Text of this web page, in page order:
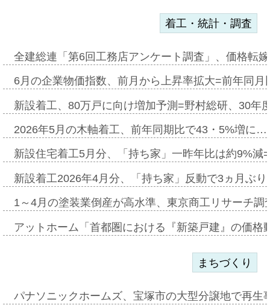
着工・統計・調査
全建総連「第6回工務店アンケート調査」、価格転
6月の企業物価指数、前月から上昇率拡大=前年同
新設着工、80万戸に向け増加予測=野村総研、30年
2026年5月の木軸着工、前年同期比で43・5%増に…
新設住宅着工5月分、「持ち家」一昨年比は約9%
新設着工2026年4月分、「持ち家」反動で3ヵ月ぶ
1～4月の塗装業倒産が高水準、東京商工リサーチ
アットホーム「首都圏における『新築戸建』の価
まちづくり
パナソニックホームズ、宝塚市の大型分譲地で再